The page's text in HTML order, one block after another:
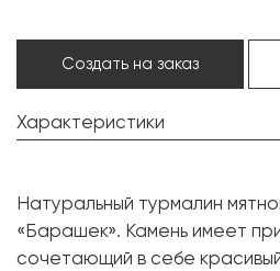
Создать на заказ
Характеристики
Торговое название:
Форма огранки:
Натуральный турмалин
«Барашек». Камень имеет
сочетающий в себе